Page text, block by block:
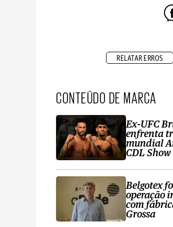
RELATAR ERROS
CONTEÚDO DE MARCA
Ex-UFC
enfrenta
mundial
CDL Show
Belgotex
operação
com
Grossa